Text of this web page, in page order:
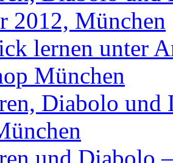
2012, München
lernen unter
München
Diabolo
und Diabolo